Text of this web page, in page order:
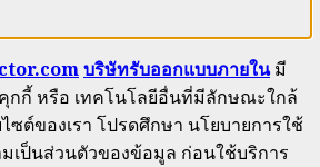
บริษัทรับออกแบบภายในมี
กกี้ หรือ เทคโนโลยีอื่นที่มีลักษณะใกล้
ซต์ของเรา โปรดศึกษา นโยบายการใช้
เป็นส่วนตัวของข้อมูล ก่อนใช้บริการ